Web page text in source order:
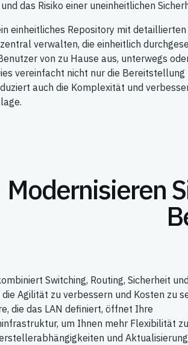
das Risiko einer uneinheitlichen
einheitliches Repository mit
verwalten, die einheitlich
von zu Hause aus, unterwegs
vereinfacht nicht nur die Bereitstellung
auch die Komplexität und
Modernisieren
Switching, Routing, Sicherheit und
Agilität zu verbessern und Kosten zu
die das LAN definiert, öffnet Ihre
um Ihnen mehr Flexibilität
und